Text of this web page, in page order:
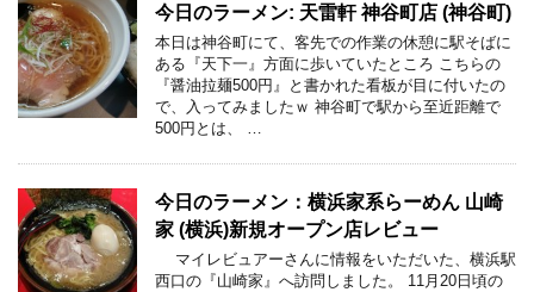
今日のラーメン: 天雷軒 神谷町店 (神谷町)
本日は神谷町にて、客先での作業の休憩に駅そばに
ある『天下一』方面に歩いていたところ こちらの
『醤油拉麺500円』と書かれた看板が目に付いたの
で、入ってみましたｗ 神谷町で駅から至近距離で
500円とは、 …
今日のラーメン：横浜家系らーめん 山崎
家 (横浜)新規オープン店レビュー
マイレビュアーさんに情報をいただいた、横浜駅
西口の『山崎家』へ訪問しました。 11月20日頃の